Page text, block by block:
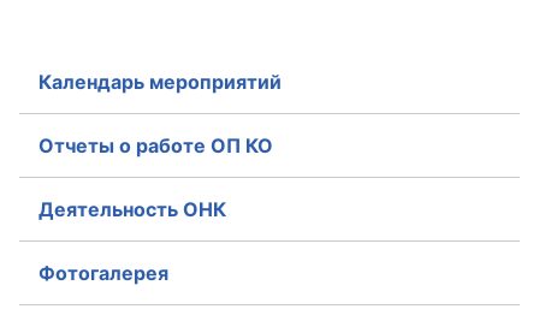
Календарь мероприятий
Отчеты о работе ОП КО
Деятельность ОНК
Фотогалерея